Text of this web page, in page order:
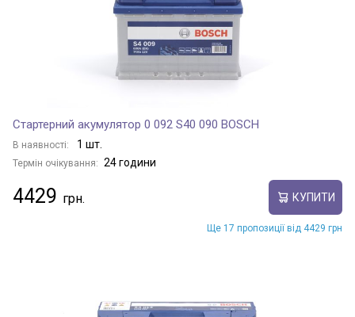
Стартерний акумулятор 0 092 S40 090 BOSCH
В наявності: 1 шт.
Термін очікування: 24 години
4429 КУПИТИ
Ще 17 пропозиції від 4429 грн